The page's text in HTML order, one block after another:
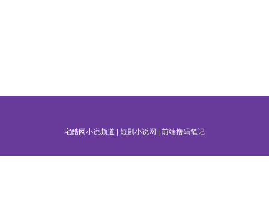
宅酷网小说频道 短剧小说网 前端撸码笔记